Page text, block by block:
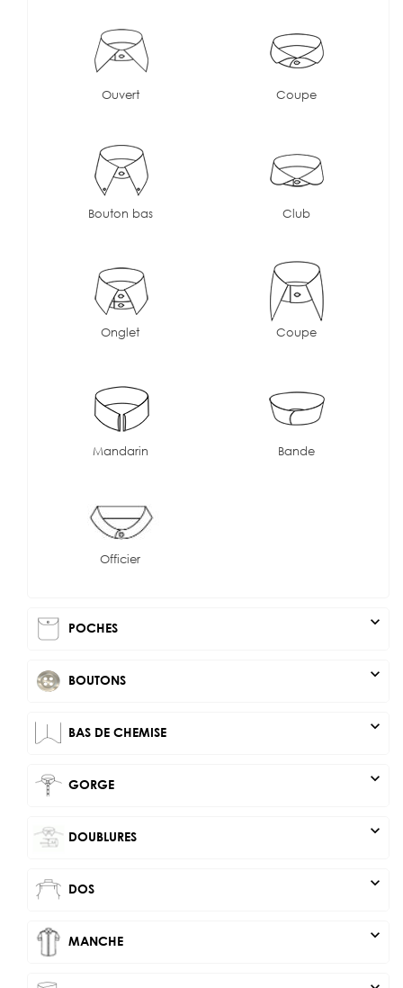
Ouvert Coupe
Bouton bas Club
Onglet Coupe
Mandarin Bande
Officier
POCHES expand_more
BOUTONS expand_more
BAS DE CHEMISE expand_more
GORGE expand_more
DOUBLURES expand_more
DOS expand_more
MANCHE expand_more